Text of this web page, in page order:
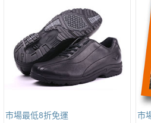
市場最低8折免運
市